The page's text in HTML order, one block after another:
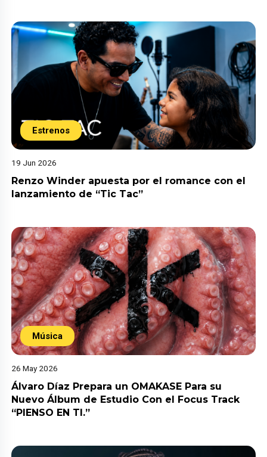
Estrenos
19 Jun 2026
Renzo Winder apuesta por el romance con el
lanzamiento de “Tic Tac”
Música
26 May 2026
Álvaro Díaz Prepara un OMAKASE Para su
Nuevo Álbum de Estudio Con el Focus Track
“PIENSO EN TI.”